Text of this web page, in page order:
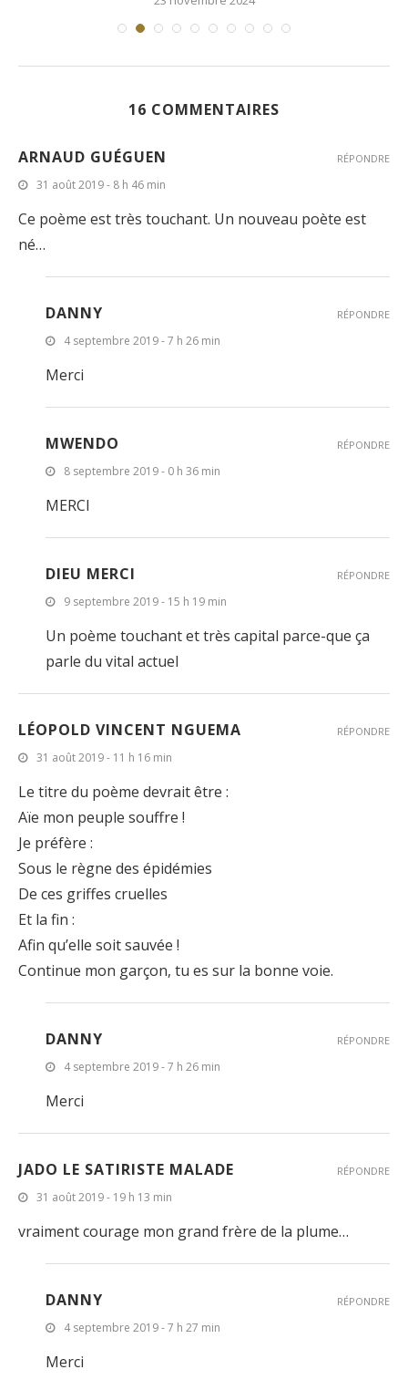
16 COMMENTAIRES
ARNAUD GUÉGUEN
31 août 2019 - 8 h 46 min
Ce poème est très touchant. Un nouveau poète est
né…
RÉPONDRE
DANNY
4 septembre 2019 - 7 h 26 min
Merci
RÉPONDRE
MWENDO
8 septembre 2019 - 0 h 36 min
MERCI
RÉPONDRE
DIEU MERCI
9 septembre 2019 - 15 h 19 min
Un poème touchant et très capital parce-que ça
parle du vital actuel
RÉPONDRE
LÉOPOLD VINCENT NGUEMA
31 août 2019 - 11 h 16 min
Le titre du poème devrait être :
Aïe mon peuple souffre !
Je préfère :
Sous le règne des épidémies
De ces griffes cruelles
Et la fin :
Afin qu’elle soit sauvée !
Continue mon garçon, tu es sur la bonne voie.
RÉPONDRE
DANNY
4 septembre 2019 - 7 h 26 min
Merci
RÉPONDRE
JADO LE SATIRISTE MALADE
31 août 2019 - 19 h 13 min
vraiment courage mon grand frère de la plume…
RÉPONDRE
DANNY
4 septembre 2019 - 7 h 27 min
Merci
RÉPONDRE